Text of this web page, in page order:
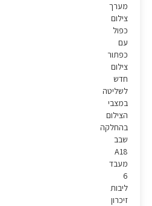
מערך
צילום
כפול
עם
כפתור
צילום
חדש
לשליטה
במצבי
הצילום
בהחלקה
שבב
A18
מעבד
ליבות
זיכרון